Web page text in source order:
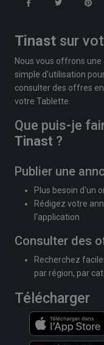
Tinast sur
Nous vous offrons
simple d'utilisation
consulter des offres
votre Tablette.
Que puis-je
Tinast ?
Publier une
Plus besoin d'un
Rédigez votre
l'application
Consulter des
Recherchez
par région, par
Télécharger